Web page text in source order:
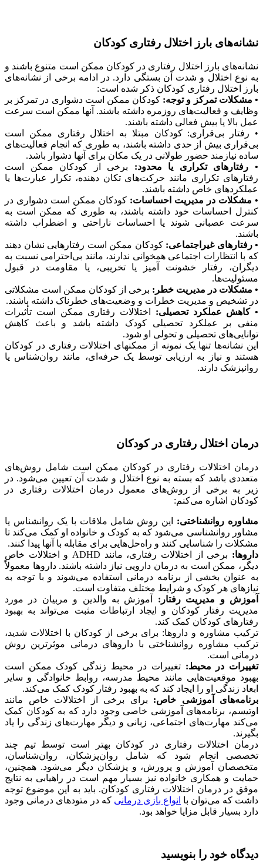
نشانه‌های بارز اختلال رفتاری کودکان
نشانه‌های بارز اختلال رفتاری در کودکان ممکن است متنوع باشند و
به نوع اختلال و شدت آن بستگی دارد. در ادامه برخی از نشانه‌های
بارز اختلال رفتاری کودکان ذکر شده است:
• مشکلات تمرکز و توجه: کودکان ممکن است دشواری در تمرکز بر
وظایف و فعالیت‌های روزمره داشته باشند. آنها ممکن است سرعت
عمل بالا یا بیش فعالی داشته باشند.
• رفتار بی‌قراری: کودکان مبتلا به اختلال رفتاری ممکن است
بی‌قراری بیش از حدی داشته باشند، به طوری که انجام فعالیت‌های
ساده نیازمند حضور طولانی در یک مکان برای آنها دشوار باشد.
• رفتارهای تکراری یا محدود: برخی از کودکان ممکن است
رفتارهای تکراری مانند حرکت‌های تکان دهنده، تکرار عبارت‌ها یا
عملکردهای خاص داشته باشند.
• مشکلات در مدیریت احساسات: کودکان ممکن است دشواری در
کنترل احساسات خود داشته باشند، به طوری که ممکن است به
سرعت عصبانی شوند یا احساسات ناراحتی و اضطراب داشته
باشند.
• رفتارهای غیراجتماعی: کودکان ممکن است رفتارهایی نشان دهند
که با انتظارات اجتماعی همخوانی ندارند، مانند بی‌احترامی نسبت به
دیگران، رفتار خشونت آمیز یا تخریبی، یا مقاومت در قبول
مسئولیت‌ها.
• مشکلات در مدیریت خطر: برخی از کودکان ممکن است مشکلاتی
در تشخیص و مدیریت خطرات و وضعیت‌های خطرناک داشته باشند.
• کاهش عملکرد تحصیلی: اختلالات رفتاری ممکن است تأثیرات
منفی بر عملکرد تحصیلی کودک داشته باشد و باعث کاهش
توانایی‌های تحصیلی و تحولی او شود.
این نشانه‌ها تنها یک نمونه از ممکنهای اختلالات رفتاری در کودکان
هستند و نیاز به ارزیابی توسط یک حرفه‌ای، مانند روان‌شناس یا
روانپزشک دارند.
درمان اختلال رفتاری در کودکان
درمان اختلالات رفتاری در کودکان ممکن است شامل روش‌های
متعددی باشد که بسته به نوع اختلال و شدت آن تعیین می‌شود. در
زیر به برخی از روش‌های معمول درمان اختلالات رفتاری در
کودکان اشاره می‌کنم:
مشاوره روانشناختی: این روش شامل ملاقات با یک روانشناس یا
مشاور روانشناسی می‌شود که به کودک و خانواده او کمک می‌کند تا
مشکلات را شناسایی کنند و راه‌حل‌هایی برای مقابله با آنها پیدا کنند.
داروها:
برخی از اختلالات رفتاری، مانند ADHD و اختلالات خاص
دیگر، ممکن است به درمان دارویی نیاز داشته باشند. داروها معمولاً
به عنوان بخشی از برنامه درمانی استفاده می‌شوند و با توجه به
نیازهای هر کودک و شرایط مختلف متفاوت است.
آموزش و مدیریت رفتار: آموزش به والدین و مربیان در مورد
مدیریت رفتار کودکان و ایجاد ارتباطات مثبت می‌تواند به بهبود
رفتارهای کودکان کمک کند.
ترکیب مشاوره و داروها: برای برخی از کودکان با اختلالات شدید،
ترکیب مشاوره روانشناختی با داروهای درمانی موثرترین روش
درمانی است.
تغییرات در محیط: تغییرات در محیط زندگی کودک ممکن است
بهبود موقعیت‌هایی مانند محیط مدرسه، روابط خانوادگی و سایر
ابعاد زندگی او را ایجاد کند که به بهبود رفتار کودک کمک می‌کند.
برنامه‌های آموزشی خاص: برای برخی از اختلالات خاص مانند
اوتیسم، برنامه‌های آموزشی خاصی وجود دارد که به کودکان کمک
می‌کند مهارت‌های اجتماعی، زبانی و دیگر مهارت‌های زندگی را یاد
بگیرند.
درمان اختلالات رفتاری در کودکان بهتر است توسط تیم چند
تخصصی انجام شود که شامل روان‌پزشکان، روان‌شناسان،
متخصصان آموزش و پرورش، و پزشکان دیگر می‌شود. همچنین،
حمایت و همکاری خانواده نیز بسیار مهم است در راهیابی به نتایج
موفق در درمان اختلالات رفتاری کودکان. باید به این موضوع توجه
داشت که می‌توان با انواع بازی درمانی که در متود‌های درمانی وجود
دارد بسیار قابل مزایا خواهد بود.
دیدگاه خود را بنویسید